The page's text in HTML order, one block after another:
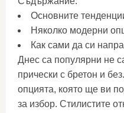
Основните
Няколко модерни
Как сами да си
Днес са популярни не
прически с бретон и
опцията, която ще ви
за избор. Стилистите